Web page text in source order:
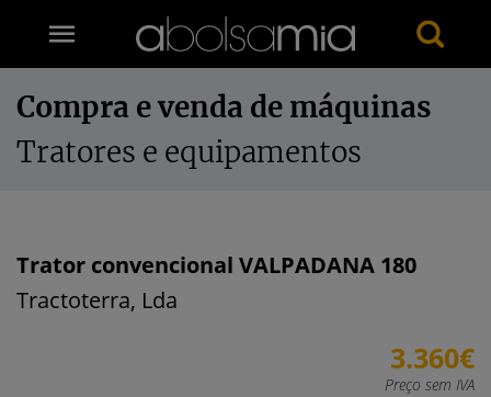
Compra e venda de máquinas
Tratores e equipamentos
Trator convencional VALPADANA 180
Tractoterra, Lda
3.360€
Preço sem IVA